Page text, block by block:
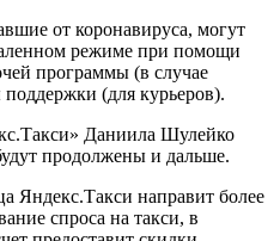
от коронавируса, могут
режиме при помощи
программы (в случае
(для курьеров).
Даниила Шулейко
продолжены и дальше.
Яндекс.Такси направит более
спроса на такси, в